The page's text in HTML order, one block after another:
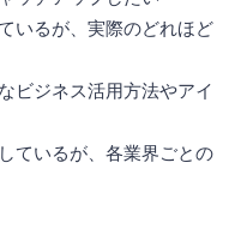
いるが、実際のどれほど
ビジネス活用方法やアイ
ているが、各業界ごとの